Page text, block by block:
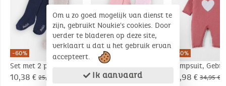
-60%
Set met 2 paar
broekkousen,
10,38 € 25,95 €
-60%
Set met 2 paar
broekkousen,
10,38 € 25,95 €
-60%
Jumpsuit,
13,98 € 34,95 €
Om u zo goed mogelijk van dienst te
zijn, gebruikt Noukie's cookies. Door
verder te bladeren op deze site,
verklaart u dat u het gebruik ervan
accepteert.
Ik aanvaard